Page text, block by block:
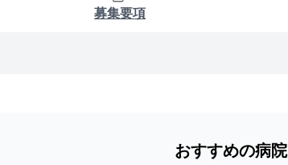
募集要項
おすすめの病院